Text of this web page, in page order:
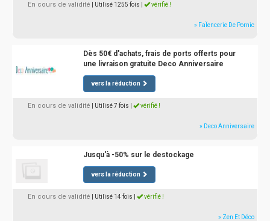
En cours de validité | Utilisé 1255 fois vérifié !
» FaÏencerie De Pornic
Dès 50€ d'achats, frais de ports offerts pour
une livraison gratuite Deco Anniversaire
vers la réduction
En cours de validité | Utilisé 7 fois vérifié !
» Deco Anniversaire
Jusqu'à -50% sur le destockage
vers la réduction
En cours de validité | Utilisé 14 fois vérifié !
» Zen Et Déco